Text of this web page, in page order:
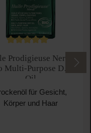
von 5 von 5 Sternen
Durchschnittliche
Prodigieuse Neroli
Multi-Purpose Dry
Oil
für Gesicht,
Körper und Haar